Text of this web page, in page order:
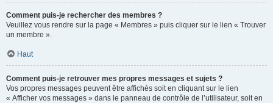
Comment puis-je rechercher des membres ?
Veuillez vous rendre sur la page « Membres » puis cliquer sur le lien « Trouver
un membre ».
Haut
Comment puis-je retrouver mes propres messages et sujets ?
Vos propres messages peuvent être affichés soit en cliquant sur le lien
« Afficher vos messages » dans le panneau de contrôle de l’utilisateur, soit en